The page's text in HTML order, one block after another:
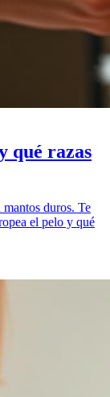
qué razas
duros. Te
el pelo y qué